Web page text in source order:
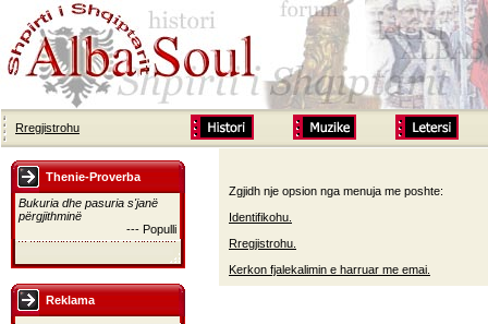
Rregjistrohu
Thenie-Proverba
Bukuria dhe pasuria s'janë
përgjithminë
--- Populli
Reklama
Zgjidh nje opsion nga menuja me poshte:
Identifikohu.
Rregjistrohu.
Kerkon fjalekalimin e harruar me emai.